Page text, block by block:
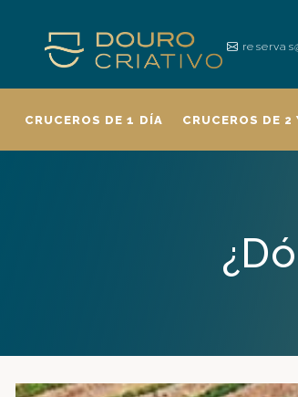
CRUCEROS DE 1 DÍA CRUCEROS DE 2